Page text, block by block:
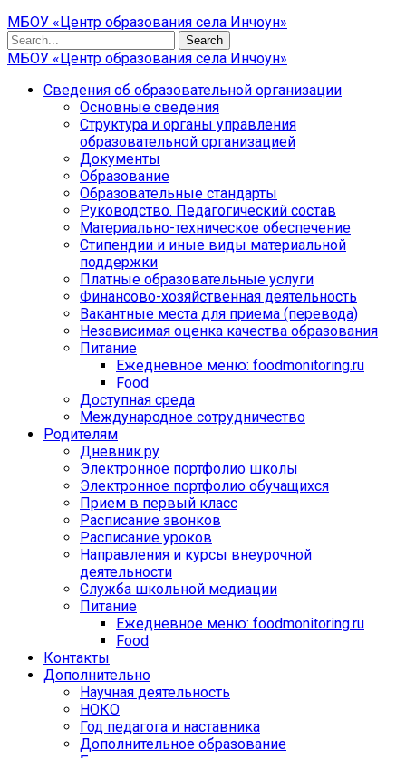
МБОУ «Центр образования села Инчоун»
Search
МБОУ «Центр образования села Инчоун»
Сведения об образовательной организации
Основные сведения
Структура и органы управления
образовательной организацией
Документы
Образование
Образовательные стандарты
Руководство. Педагогический состав
Материально-техническое обеспечение
Стипендии и иные виды материальной
поддержки
Платные образовательные услуги
Финансово-хозяйственная деятельность
Вакантные места для приема (перевода)
Независимая оценка качества образования
Питание
Ежедневное меню: foodmonitoring.ru
Food
Доступная среда
Международное сотрудничество
Родителям
Дневник.ру
Электронное портфолио школы
Электронное портфолио обучащихся
Прием в первый класс
Расписание звонков
Расписание уроков
Направления и курсы внеурочной
деятельности
Служба школьной медиации
Питание
Ежедневное меню: foodmonitoring.ru
Food
Контакты
Дополнительно
Научная деятельность
НОКО
Год педагога и наставника
Дополнительное образование